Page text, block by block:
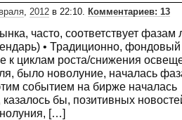
, 2012 в 22:10. Комментариев: 13
часто, соответствует фазам
• Традиционно,
к циклам роста/снижения
было новолуние, началась
событием на бирже началась
бы, позитивных
[…]